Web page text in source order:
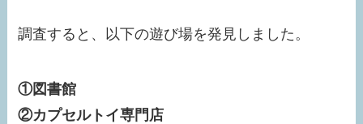
調査すると、以下の遊び場を発見しました。
①図書館
②カプセルトイ専門店